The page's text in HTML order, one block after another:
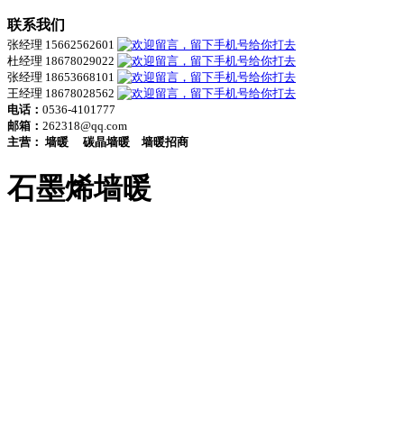
联系我们
张经理 15662562601
杜经理 18678029022
张经理 18653668101
王经理 18678028562
电话： 0536-4101777
邮箱： 262318@qq.com
主营： 墙暖 碳晶墙暖 墙暖招商
石墨烯墙暖